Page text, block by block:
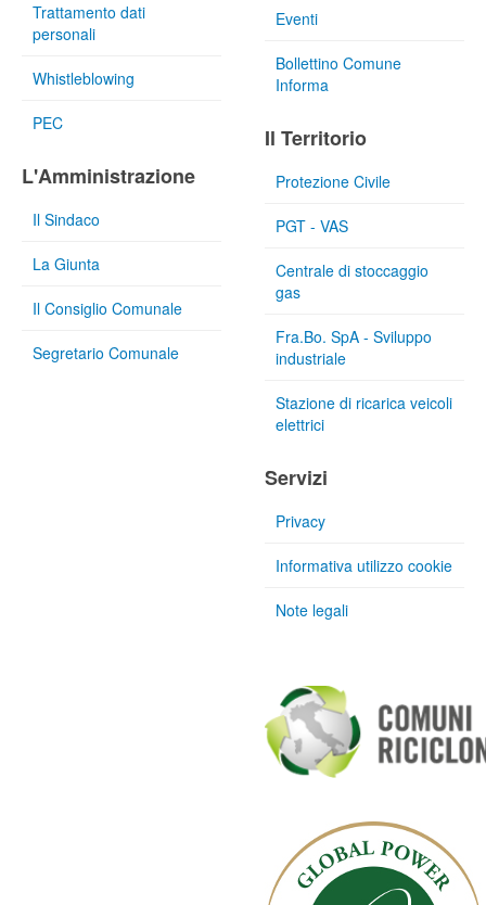
Trattamento dati
personali
Whistleblowing
PEC
L'Amministrazione
Il Sindaco
La Giunta
Il Consiglio Comunale
Segretario Comunale
Eventi
Bollettino Comune
Informa
Il Territorio
Protezione Civile
PGT - VAS
Centrale di stoccaggio
gas
Fra.Bo. SpA - Sviluppo
industriale
Stazione di ricarica veicoli
elettrici
Servizi
Privacy
Informativa utilizzo cookie
Note legali